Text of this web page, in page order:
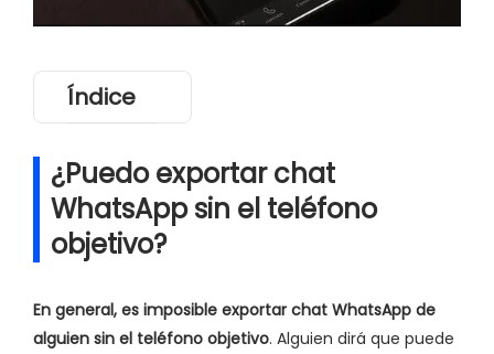
Índice
¿Puedo exportar chat
WhatsApp sin el teléfono
objetivo?
En general, es imposible exportar chat WhatsApp de
alguien sin el teléfono objetivo. Alguien dirá que puede